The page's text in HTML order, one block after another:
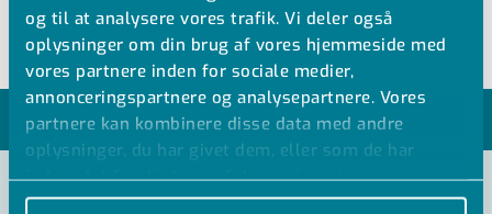
og til at analysere vores trafik. Vi deler også
oplysninger om din brug af vores hjemmeside med
vores partnere inden for sociale medier,
annonceringspartnere og analysepartnere. Vores
partnere kan kombinere disse data med andre
oplysninger, du har givet dem, eller som de har
indsamlet fra din brug af deres tjenester.
MODELLER
VIS ALLE MÅL +